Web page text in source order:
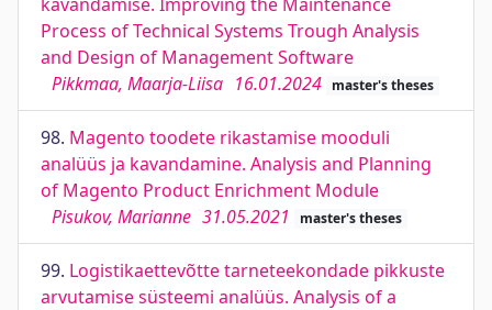
Process of Technical Systems Trough Analysis
and Design of Management Software
Pikkmaa, Maarja-Liisa 16.01.2024 master's theses
98. Magento toodete rikastamise mooduli
analüüs ja kavandamine. Analysis and Planning
of Magento Product Enrichment Module
Pisukov, Marianne 31.05.2021 master's theses
99. Logistikaettevõtte tarneteekondade pikkuste
arvutamise süsteemi analüüs. Analysis of a